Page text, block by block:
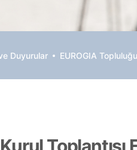
Duyurular EUROGIA